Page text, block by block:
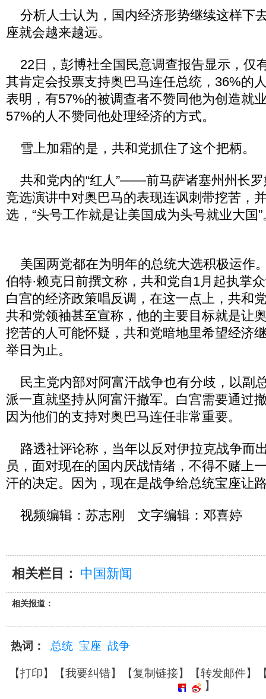
分析人士认为，国内经济形势继续这样下
座就会越来越远。
22日，彭博社全国民意调查报告显示，仅
其肯定会投票支持奥巴马连任总统，36%的
表明，有57%的被调查者不赞同他为创造就
57%的人不赞同他处理经济的方式。
雪上加霜的是，共和党抓住了这个把柄。
共和党内的“红人”——前马萨诸塞州州长罗
竞选演讲中对奥巴马的表现连讽刺带挖苦，
选，“头号工作就是让美国成为头号就业大国”
美国两党都在为明年的总统大选积极运作
伯特·赖克日前撰文称，共和党自1月起执掌
白宫的经济政策唱反调，在这一点上，共和
共和党领袖甚至宣称，他的主要目标就是让
挖苦的人可能怀疑，共和党暗地里希望经济
举日为止。
民主党内部对阿富汗战争也有分歧，以副
派一直就坚持从阿富汗撤军。白宫需要通过
因为他们的支持对奥巴马连任非常重要。
路透社评论称，当年以反对伊拉克战争而
员，面对现在的国内厌战情绪，不得不赌上
汗的决定。因为，现在是战争给总统宝座让
视频编辑：苏志刚 文字编辑：邓喜婷
相关栏目： 中国新闻
相关报道：
热词： 总统 宝座 战争
【打印】【我要纠错】【复制链接】【转发邮件】
】